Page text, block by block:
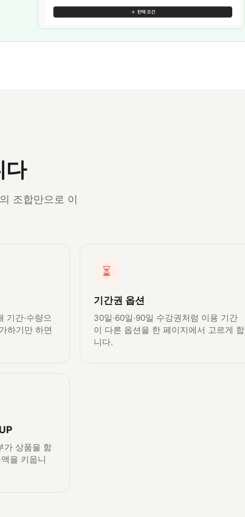
다
조합만으로 이
기간·수량으
하기만 하면
⏳
기간권 옵션
30일·60일·90일 수강권처럼 이용 기간
이 다른 옵션을 한 페이지에서 고르게 합
니다.
가 상품을 함
을 키웁니